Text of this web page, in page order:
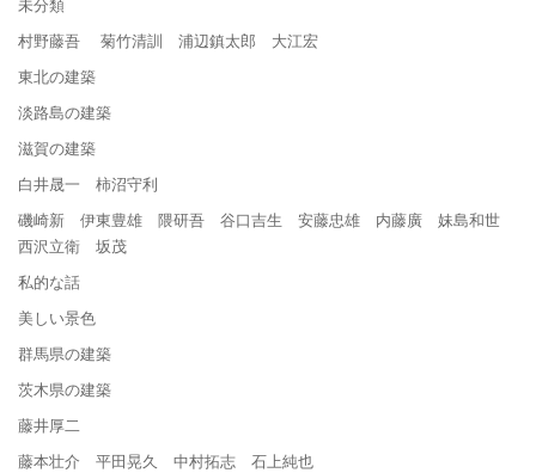
村野藤吾 菊竹清訓 浦辺鎮太郎 大江宏
東北の建築
淡路島の建築
滋賀の建築
白井晟一 柿沼守利
磯崎新 伊東豊雄 隈研吾 谷口吉生 安藤忠雄 内藤廣 妹島和世
西沢立衛 坂茂
私的な話
美しい景色
群馬県の建築
茨木県の建築
藤井厚二
藤本壮介 平田晃久 中村拓志 石上純也